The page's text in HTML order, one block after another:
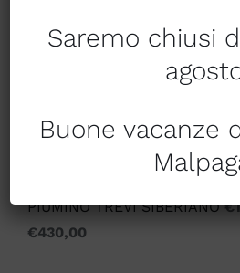
Tendaggi a metraggio
Tessile per la casa
PIUMINO TREVI SIBERIANO €
€430,00
Saremo chiusi
Buone vacanze